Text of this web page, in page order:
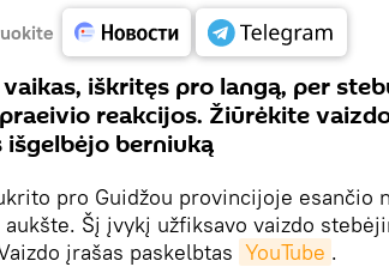
iškritęs pro langą, per
reakcijos. Žiūrėkite
išgelbėjo berniuką
pro Guidžou provincijoje esančio
Šį įvykį užfiksavo vaizdo
įrašas paskelbtas YouTube .